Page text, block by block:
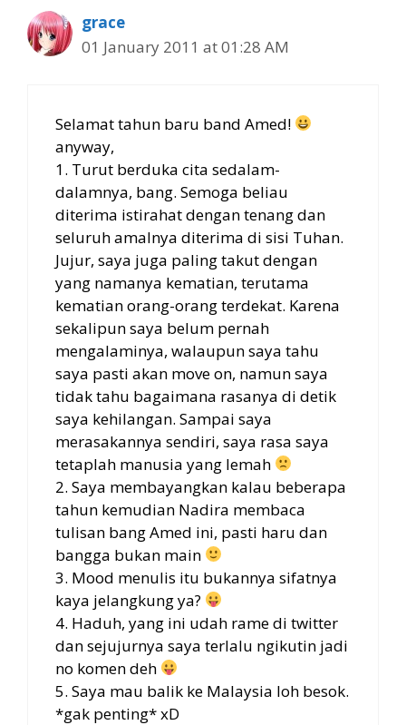
grace
01 January 2011 at 01:28 AM
Selamat tahun baru band Amed!
anyway,
1. Turut berduka cita sedalam-
dalamnya, bang. Semoga beliau
diterima istirahat dengan tenang dan
seluruh amalnya diterima di sisi Tuhan.
Jujur, saya juga paling takut dengan
yang namanya kematian, terutama
kematian orang-orang terdekat. Karena
sekalipun saya belum pernah
mengalaminya, walaupun saya tahu
saya pasti akan move on, namun saya
tidak tahu bagaimana rasanya di detik
saya kehilangan. Sampai saya
merasakannya sendiri, saya rasa saya
tetaplah manusia yang lemah
2. Saya membayangkan kalau beberapa
tahun kemudian Nadira membaca
tulisan bang Amed ini, pasti haru dan
bangga bukan main
3. Mood menulis itu bukannya sifatnya
kaya jelangkung ya?
4. Haduh, yang ini udah rame di twitter
dan sejujurnya saya terlalu ngikutin jadi
no komen deh
5. Saya mau balik ke Malaysia loh besok.
*gak penting* xD